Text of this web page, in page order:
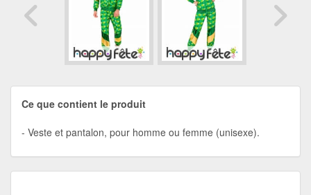
Ce que contient le produit
Veste et pantalon, pour homme ou femme (unisexe).